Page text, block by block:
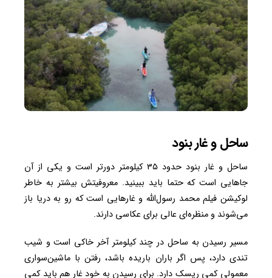
ساحل و غار بنود
ساحل و غار بنود حدود ۳۵ کیلومتر دورتر است و یکی از آن
جاهایی است که حتما باید ببینید. معروفیتش بیشتر به خاطر
لوکیشن فیلم محمد رسول‌الله و غارهایی است که رو به دریا باز
می‌شوند و منظره‌ای عالی برای عکاسی دارند.
مسیر رسیدن به ساحل در چند کیلومتر آخر خاکی است و شیب
تندی دارد، پس اگر باران باریده باشد، رفتن با ماشین‌سواری
معمولی کمی ریسک دارد. برای رسیدن به خود غار هم باید کمی